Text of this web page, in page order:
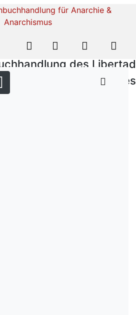
des Libertad
Verlages